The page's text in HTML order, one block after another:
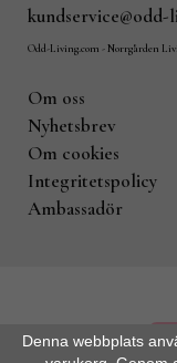
Odd-Living.com - Norrgården
Om oss
Nyhetsbrev
Om cookies
Integritetspolicy
Ambassadör
Denna webbplats